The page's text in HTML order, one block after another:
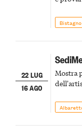
Bistagno
22 LUG
16 AGO
Mostra